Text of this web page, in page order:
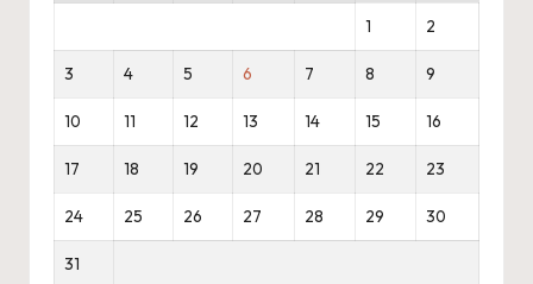
1 2
3 4 5 6 7 8 9
10 11 12 13 14 15 16
17 18 19 20 21 22 23
24 25 26 27 28 29 30
31